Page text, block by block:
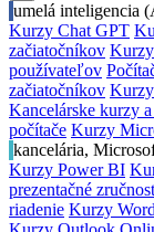
umelá inteligencia
Kurzy Chat GPT
začiatočníkov
používateľov
začiatočníkov
Kancelárske kurzy
počítače Kurzy
kancelária,
Kurzy Power BI
prezentačné
riadenie Kurzy Word